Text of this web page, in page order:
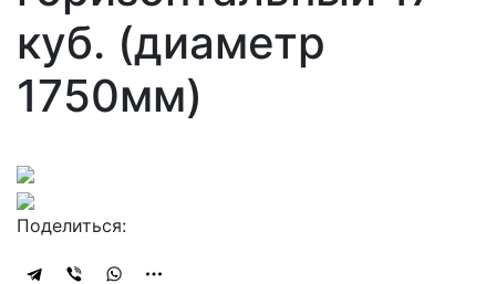
куб. (диаметр
1750мм)
Поделиться: